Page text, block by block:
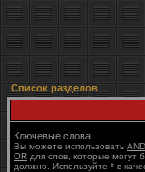
Список разделов
Ключевые слова:
Вы можете использовать AND
OR для слов, которые могут
должно. Используйте * в